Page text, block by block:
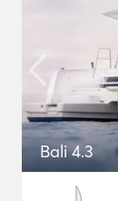
Bali 4.3